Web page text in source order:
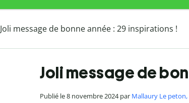
Joli message de bonne année : 29 inspirations !
Joli message de
Publié le 8 novembre 2024 par Mallaury Le peton,